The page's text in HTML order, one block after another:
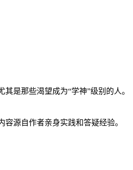
是那些渴望成为“学神”级别的人。
源自作者亲身实践和答疑经验。